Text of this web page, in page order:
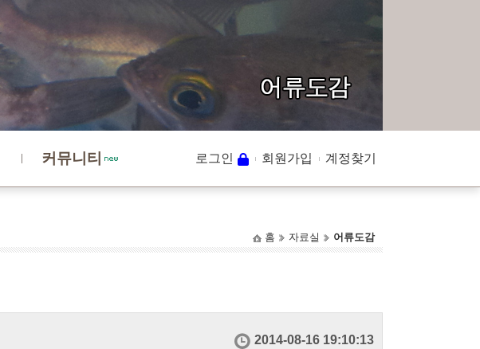
커뮤니티 로그인 회원가입 계정찾기
홈 자료실 어류도감
2014-08-16 19:10:13